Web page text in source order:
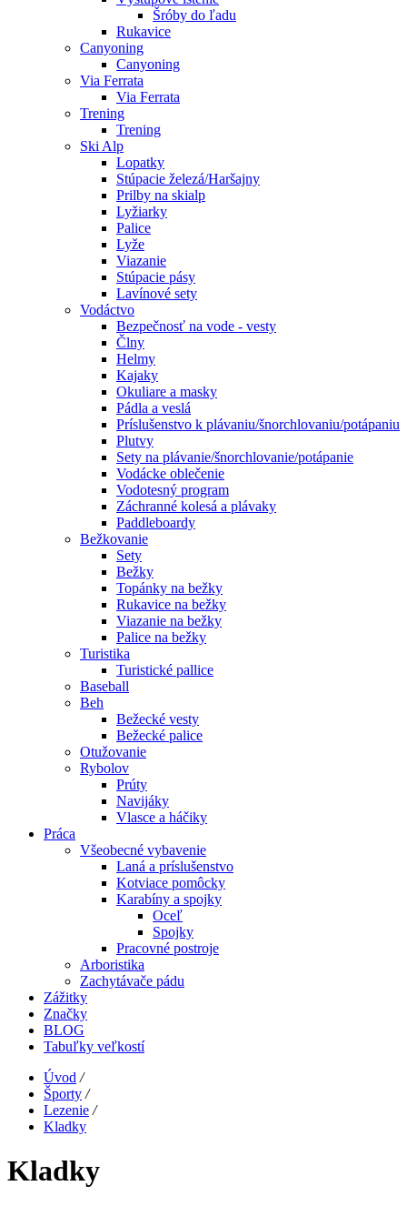
Šróby do ľadu
Rukavice
Canyoning
Canyoning
Via Ferrata
Via Ferrata
Trening
Trening
Ski Alp
Lopatky
Stúpacie železá/Haršajny
Prilby na skialp
Lyžiarky
Palice
Lyže
Viazanie
Stúpacie pásy
Lavínové sety
Vodáctvo
Bezpečnosť na vode - vesty
Člny
Helmy
Kajaky
Okuliare a masky
Pádla a veslá
Príslušenstvo k plávaniu/šnorchlovaniu/potápaniu
Plutvy
Sety na plávanie/šnorchlovanie/potápanie
Vodácke oblečenie
Vodotesný program
Záchranné kolesá a plávaky
Paddleboardy
Bežkovanie
Sety
Bežky
Topánky na bežky
Rukavice na bežky
Viazanie na bežky
Palice na bežky
Turistika
Turistické pallice
Baseball
Beh
Bežecké vesty
Bežecké palice
Otužovanie
Rybolov
Prúty
Navijáky
Vlasce a háčiky
Práca
Všeobecné vybavenie
Laná a príslušenstvo
Kotviace pomôcky
Karabíny a spojky
Oceľ
Spojky
Pracovné postroje
Arboristika
Zachytávače pádu
Zážitky
Značky
BLOG
Tabuľky veľkostí
Úvod /
Športy /
Lezenie /
Kladky
Kladky